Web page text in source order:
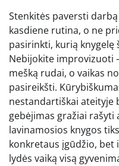
Stenkitės paversti
kasdiene rutina, o ne
pasirinkti, kurią
Nebijokite improvizuoti
mešką rudai, o vaikas
pasireikšti.
nestandartiškai ateityje
gebėjimas gražiai rašyti
lavinamosios knygos
konkretaus įgūdžio, bet
lydės vaiką visą